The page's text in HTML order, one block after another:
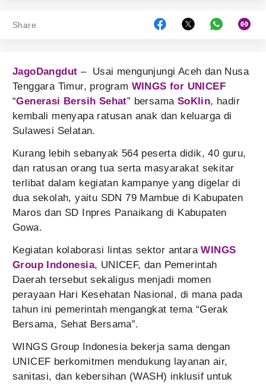
Share
JagoDangdut – Usai mengunjungi Aceh dan Nusa
Tenggara Timur, program WINGS for UNICEF
“Generasi Bersih Sehat” bersama SoKlin, hadir
kembali menyapa ratusan anak dan keluarga di
Sulawesi Selatan.
Kurang lebih sebanyak 564 peserta didik, 40 guru,
dan ratusan orang tua serta masyarakat sekitar
terlibat dalam kegiatan kampanye yang digelar di
dua sekolah, yaitu SDN 79 Mambue di Kabupaten
Maros dan SD Inpres Panaikang di Kabupaten
Gowa.
Kegiatan kolaborasi lintas sektor antaraWINGS
Group Indonesia, UNICEF, dan Pemerintah
Daerah tersebut sekaligus menjadi momen
perayaan Hari Kesehatan Nasional, di mana pada
tahun ini pemerintah mengangkat tema “Gerak
Bersama, Sehat Bersama”.
WINGS Group Indonesia bekerja sama dengan
UNICEF berkomitmen mendukung layanan air,
sanitasi, dan kebersihan (WASH) inklusif untuk